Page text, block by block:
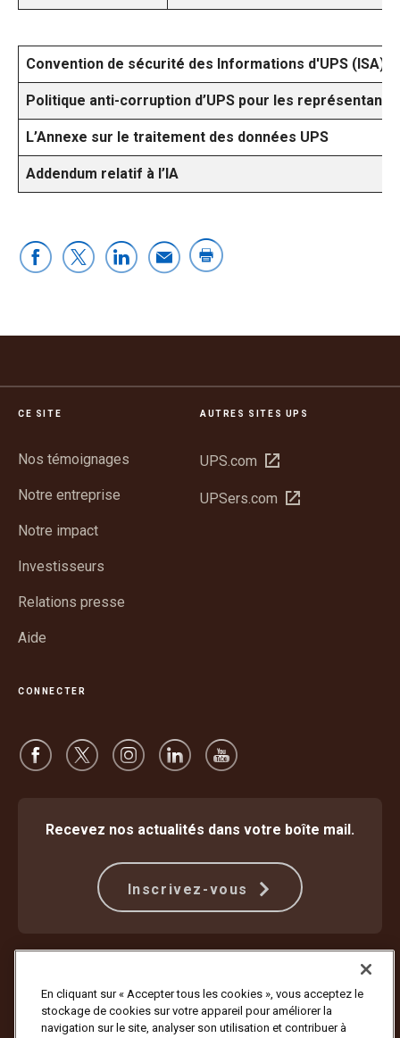
Convention de sécurité des Informations d'UPS (ISA)
Politique anti-corruption d’UPS pour les
L’Annexe sur le traitement des données UPS
Addendum relatif à l’IA
CE SITE
Nos témoignages
Notre entreprise
Notre impact
Investisseurs
Relations presse
Aide
AUTRES SITES UPS
UPS.com Ouvrir
une
UPSers.com Ouvrir
CONNECTER
Recevez nos actualités dans votre boîte mail.
Inscrivez-vous
Paramètres des cookies
En cliquant sur « Accepter tous les cookies », vous acceptez le
stockage de cookies sur votre appareil pour améliorer la
navigation sur le site, analyser son utilisation et contribuer à